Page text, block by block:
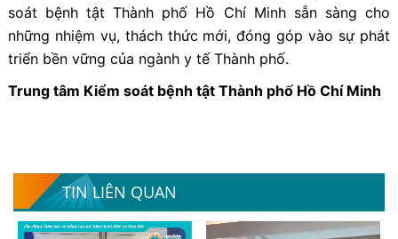
soát bệnh tật Thành phố Hồ Chí Minh sẵn sàng cho
những nhiệm vụ, thách thức mới, đóng góp vào sự phát
triển bền vững của ngành y tế Thành phố.
Trung tâm Kiểm soát bệnh tật Thành phố Hồ Chí Minh
TIN LIÊN QUAN